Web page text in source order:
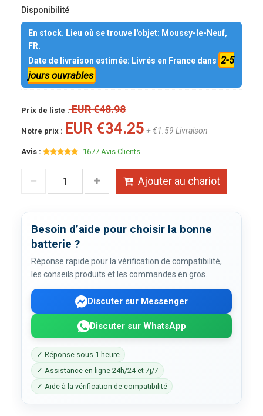
Disponibilité
En stock. Lieu où se trouve l'objet: Moussy-le-Neuf,
FR.
Date de livraison estimée: Livrés en France dans 2-5
jours ouvrables
Prix de liste :EUR €48.98
Notre prix : EUR €34.25 + €1.59 Livraison
Avis : 1677 Avis Clients
Ajouter au chariot
Besoin d’aide pour choisir la bonne
batterie ?
Réponse rapide pour la vérification de compatibilité,
les conseils produits et les commandes en gros.
Discuter sur Messenger
Discuter sur WhatsApp
✓ Réponse sous 1 heure
✓ Assistance en ligne 24h/24 et 7j/7
✓ Aide à la vérification de compatibilité